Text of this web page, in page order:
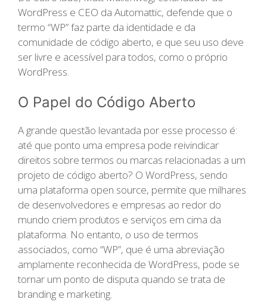
WordPress e CEO da Automattic, defende que o
termo “WP” faz parte da identidade e da
comunidade de código aberto, e que seu uso deve
ser livre e acessível para todos, como o próprio
WordPress.
O Papel do Código Aberto
A grande questão levantada por esse processo é:
até que ponto uma empresa pode reivindicar
direitos sobre termos ou marcas relacionadas a um
projeto de código aberto? O WordPress, sendo
uma plataforma open source, permite que milhares
de desenvolvedores e empresas ao redor do
mundo criem produtos e serviços em cima da
plataforma. No entanto, o uso de termos
associados, como “WP”, que é uma abreviação
amplamente reconhecida de WordPress, pode se
tornar um ponto de disputa quando se trata de
branding e marketing.